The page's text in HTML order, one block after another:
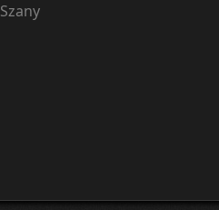
Szany